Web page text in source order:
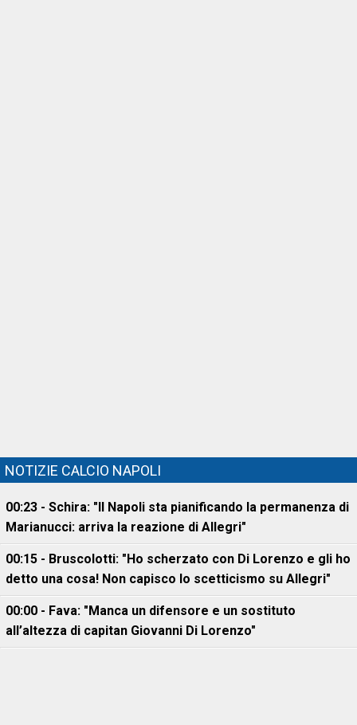
NOTIZIE CALCIO NAPOLI
00:23 - Schira: "Il Napoli sta pianificando la permanenza di
Marianucci: arriva la reazione di Allegri"
00:15 - Bruscolotti: "Ho scherzato con Di Lorenzo e gli ho
detto una cosa! Non capisco lo scetticismo su Allegri"
00:00 - Fava: "Manca un difensore e un sostituto
all’altezza di capitan Giovanni Di Lorenzo"